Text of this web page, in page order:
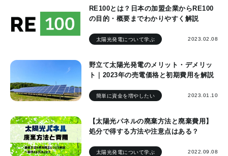
RE100とは？日本の加盟企業からRE100
の目的・概要までわかりやすく解説
太陽光発電について学ぶ 2023.02.08
野立て太陽光発電のメリット・デメリッ
ト｜2023年の売電価格と初期費用を解説
簡単に資金を増やしたい 2023.01.10
【太陽光パネルの廃棄方法と廃棄費用】
処分で得する方法や注意点はある？
太陽光発電について学ぶ 2022.09.08